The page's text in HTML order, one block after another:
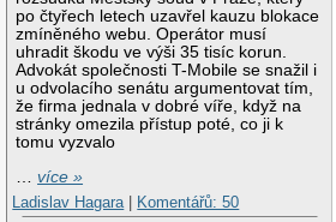
po čtyřech letech uzavřel kauzu blokace
zmíněného webu. Operátor musí
uhradit škodu ve výši 35 tisíc korun.
Advokát společnosti T-Mobile se snažil i
u odvolacího senátu argumentovat tím,
že firma jednala v dobré víře, když na
stránky omezila přístup poté, co ji k
tomu vyzvalo
…více »
Ladislav Hagara| Komentářů: 50